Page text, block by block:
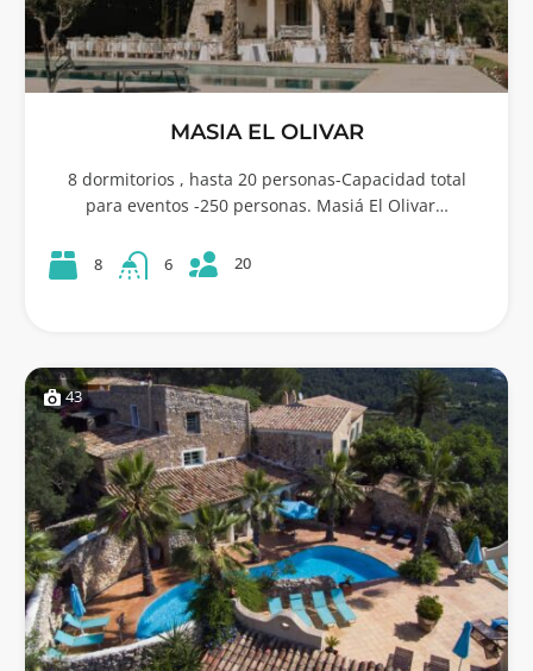
MASIA EL OLIVAR
8 dormitorios , hasta 20 personas-Capacidad total
para eventos -250 personas. Masiá El Olivar…
8 6 20
43